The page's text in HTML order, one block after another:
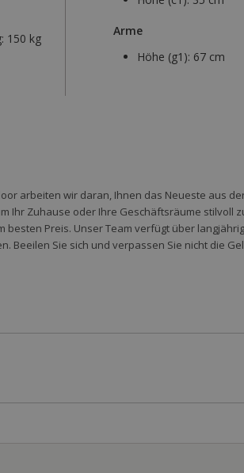
150 kg
Arme
Höhe (g1): 67 cm
arbeiten wir daran, Ihnen das Neueste aus
Ihr Zuhause oder Ihre Geschäftsräume stilvoll
besten Preis. Unser Team verfügt über
Beeilen Sie sich und verpassen Sie nicht die